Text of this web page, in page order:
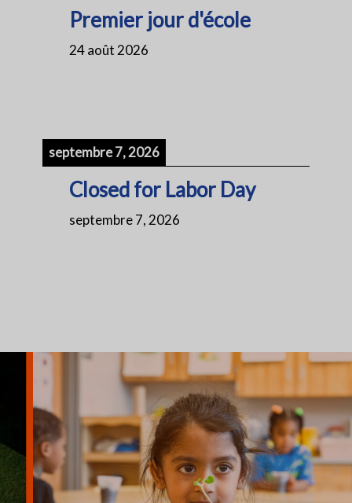
Premier jour d'école
24 août 2026
septembre 7, 2026
Closed for Labor Day
septembre 7, 2026